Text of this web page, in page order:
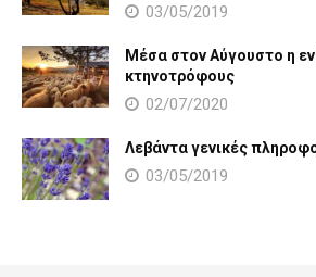
03/05/2019
Μέσα στον Αύγουστο η
κτηνοτρόφους
02/07/2020
Λεβάντα γενικές
03/05/2019